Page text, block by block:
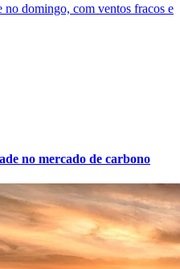
no domingo, com ventos fracos e
no mercado de carbono